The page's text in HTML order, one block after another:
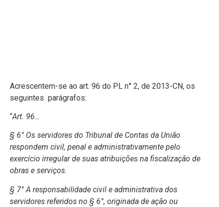
Acrescentem-se ao art. 96 do PL n° 2, de 2013-CN, os
seguintes parágrafos:
“Art. 96…
§ 6° Os servidores do Tribunal de Contas da União
respondem civil, penal e administrativamente pelo
exercício irregular de suas atribuições na fiscalização de
obras e serviços.
§ 7° A responsabilidade civil e administrativa dos
servidores referidos no § 6°, originada de ação ou